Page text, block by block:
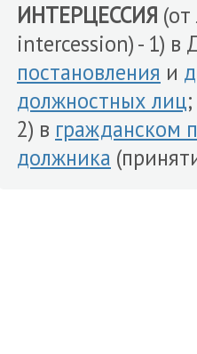
ИНТЕРЦЕССИЯ
intercession) - 1) в
постановления и
должностных лиц
2) в гражданском
должника